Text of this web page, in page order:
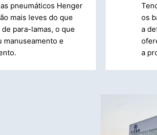
pneumáticos Henger
mais leves do que
para-lamas, o que
manuseamento e
os
a
a